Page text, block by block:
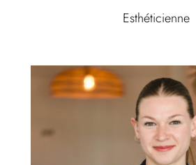
Esthéticienne